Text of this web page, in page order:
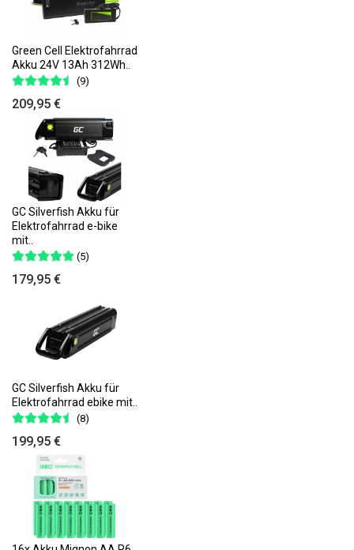
Green Cell Elektrofahrrad
Akku 24V 13Ah 312Wh..
(9)
209,95 €
GC Silverfish Akku für
Elektrofahrrad e-bike
mit..
(5)
179,95 €
GC Silverfish Akku für
Elektrofahrrad ebike mit..
(8)
199,95 €